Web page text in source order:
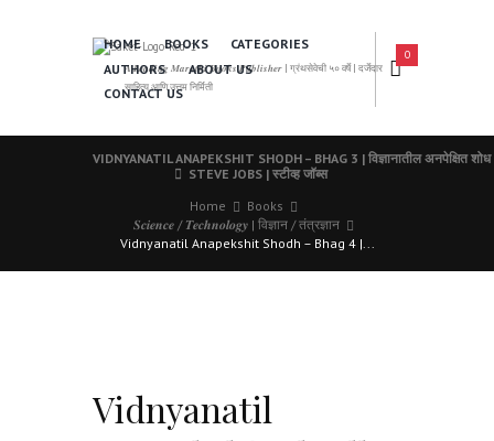
𝑨 𝑳𝒆𝒂𝒅𝒊𝒏𝒈 𝑴𝒂𝒓𝒂𝒕𝒉𝒊 𝑩𝒐𝒐𝒌𝒔 𝑷𝒖𝒃𝒍𝒊𝒔𝒉𝒆𝒓 | ग्रंथसेवेची ५० वर्षे | दर्जेदार
साहित्य आणि उत्तम निर्मिती
HOME BOOKS
CATEGORIES
AUTHORS
ABOUT US
CONTACT US
0
VIDNYANATIL ANAPEKSHIT SHODH – BHAG 3 | विज्ञानातील अनपेक्षित शोध
STEVE JOBS | स्टीव्ह जॉब्स
Home
Books
𝑺𝒄𝒊𝒆𝒏𝒄𝒆 / 𝑻𝒆𝒄𝒉𝒏𝒐𝒍𝒐𝒈𝒚 | विज्ञान / तंत्रज्ञान
Vidnyanatil Anapekshit Shodh – Bhag 4 |...
Vidnyanatil